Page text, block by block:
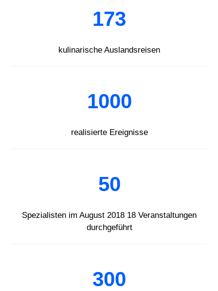
173
kulinarische Auslandsreisen
1000
realisierte Ereignisse
50
Spezialisten im August 2018 18 Veranstaltungen
durchgeführt
300